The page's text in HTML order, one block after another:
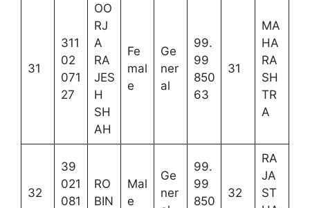
31
311
02
071
27
OO
RJ
A
RA
JES
H
SH
AH
Fe
mal
e
Ge
ner
al
99.
99
850
63
31
MA
HA
RA
SH
TR
A
32
39
021
081
RO
BIN
Mal
e
Ge
ner
99.
99
850
32
RA
JA
ST